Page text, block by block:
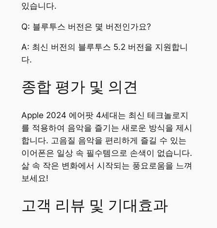
있습니다.
Q: 블루투스 버전은 몇 버전인가요?
A: 최신 버전의 블루투스 5.2 버전을 지원합니
다.
종합 평가 및 의견
Apple 2024 에어팟 4세대는 최신 테크놀로지
를 적용하여 음악을 즐기는 새로운 방식을 제시
합니다. 고음질 음악을 편리하게 즐길 수 있는
이어폰은 일상 속 필수템으로 손색이 없습니다.
삶 속 작은 변화에서 시작되는 풍요로움을 느껴
보세요!
고객 리뷰 및 기대효과